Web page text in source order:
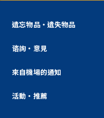
遺忘物品・遺失物品
谘詢・意見
來自機場的通知
活動・推薦